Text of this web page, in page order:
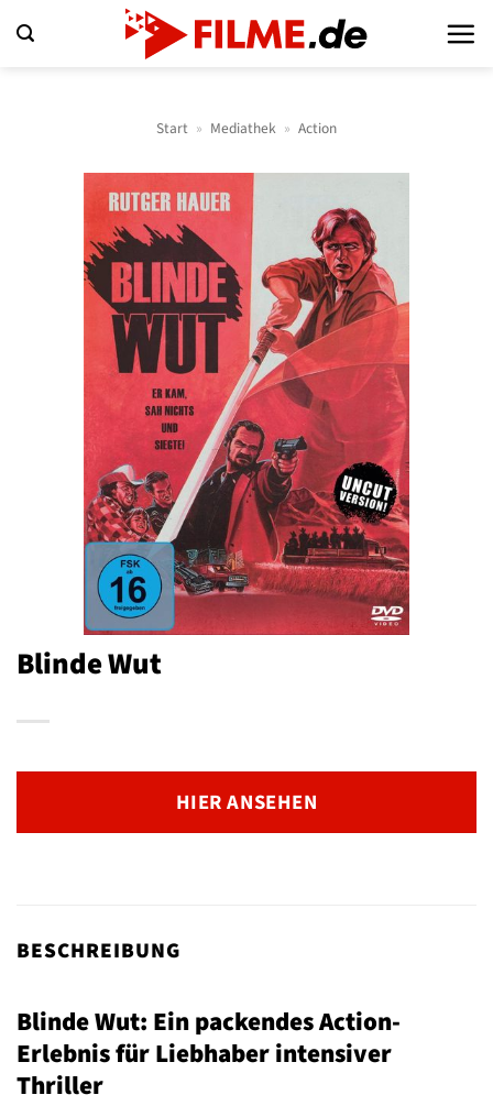
Inhalt
Start » Mediathek » Action
Blinde Wut
HIER ANSEHEN
BESCHREIBUNG
Blinde Wut: Ein packendes Action-
Erlebnis für Liebhaber intensiver
Thriller